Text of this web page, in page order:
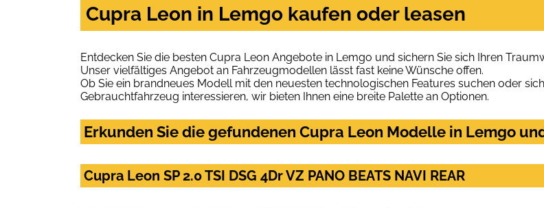
Cupra Leon in Lemgo kaufen oder leasen
Entdecken Sie die besten Cupra Leon Angebote in Lemgo und sichern Sie sich Ihren
Unser vielfältiges Angebot an Fahrzeugmodellen lässt fast keine Wünsche offen.
Ob Sie ein brandneues Modell mit den neuesten technologischen Features suchen oder
Gebrauchtfahrzeug interessieren, wir bieten Ihnen eine breite Palette an Optionen.
Erkunden Sie die gefundenen Cupra Leon Modelle in Lemgo
Cupra Leon SP 2.0 TSI DSG 4Dr VZ PANO BEATS NAVI REAR